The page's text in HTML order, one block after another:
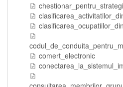
comert_electronic